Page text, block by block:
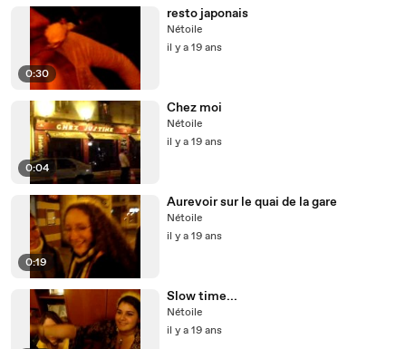
0:30
resto japonais
Nétoile
il y a 19 ans
0:04
Chez moi
Nétoile
il y a 19 ans
0:19
Aurevoir sur le quai de la gare
Nétoile
il y a 19 ans
Slow time...
Nétoile
il y a 19 ans